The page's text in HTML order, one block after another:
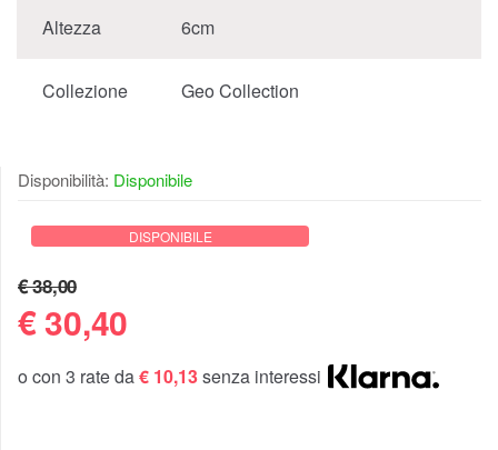
Altezza 6cm
Collezione Geo Collection
Disponibilità: Disponibile
DISPONIBILE
€ 38,00
€30,40
o con 3 rate da€ 10,13senza interessi